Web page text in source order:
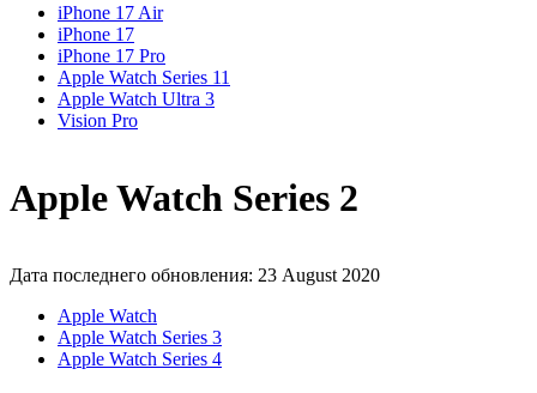
iPhone 17 Air
iPhone 17
iPhone 17 Pro
Apple Watch Series 11
Apple Watch Ultra 3
Vision Pro
Apple Watch Series 2
Дата последнего обновления: 23 August 2020
Apple Watch
Apple Watch Series 3
Apple Watch Series 4